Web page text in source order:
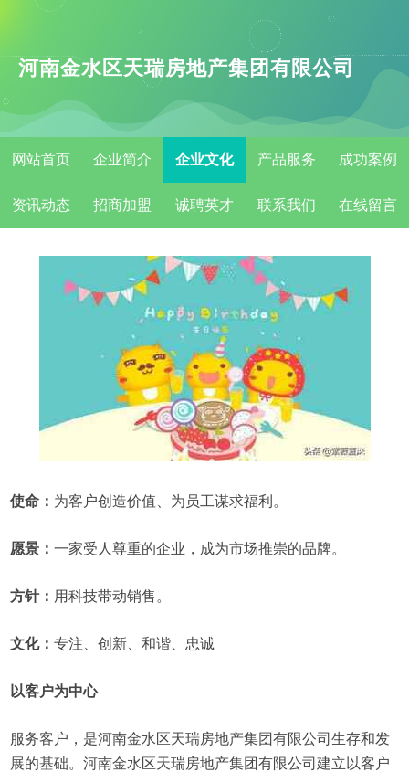
河南金水区天瑞房地产集团有限公司
网站首页 企业简介 企业文化 产品服务 成功案例
资讯动态 招商加盟 诚聘英才 联系我们 在线留言
使命： 为客户创造价值、为员工谋求福利。
愿景：一家受人尊重的企业，成为市场推崇的品牌。
方针： 用科技带动销售。
文化：专注、创新、和谐、忠诚
以客户为中心
服务客户，是河南金水区天瑞房地产集团有限公司生存和发
展的基础。河南金水区天瑞房地产集团有限公司建立以客户